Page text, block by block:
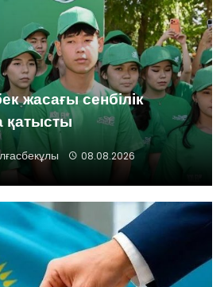
жасағы сенбілік
қатысты
08.08.2026